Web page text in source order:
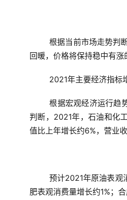
根据当前市场走势判
回暖，价格将保持稳中有涨
2021年主要经济指标
根据宏观经济运行趋
判断，2021年，石油和化
值比上年增长约6%，营业
预计2021年原油表观
肥表观消费量增长约1%；